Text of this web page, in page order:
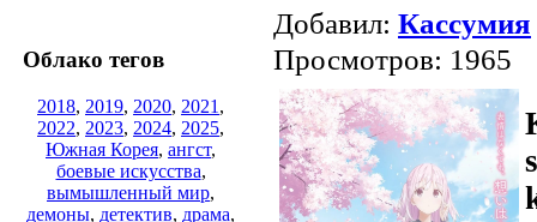
Облако тегов
2018, 2019, 2020, 2021 ,
2022, 2023, 2024, 2025,
Южная Корея, ангст,
боевые искусства,
вымышленный мир,
демоны, детектив, драма,
Добавил: Кассумия
Просмотров: 1965